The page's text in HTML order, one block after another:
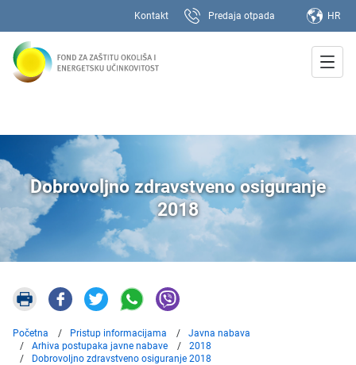
Kontakt Predaja otpada HR
Dobrovoljno zdravstveno osiguranje
2018
Početna Pristup informacijama
Javna nabava
Arhiva postupaka javne nabave
2018
Dobrovoljno zdravstveno osiguranje 2018